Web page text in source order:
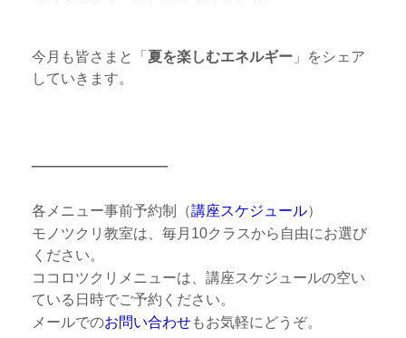
今月も皆さまと「 夏を楽しむエネルギー」をシェア
していきます。
──────────
各メニュー事前予約制（講座スケジュール）
モノツクリ教室は、毎月10クラスから自由にお選び
ください。
ココロツクリメニューは、講座スケジュールの空い
ている日時でご予約ください。
メールでのお問い合わせもお気軽にどうぞ。